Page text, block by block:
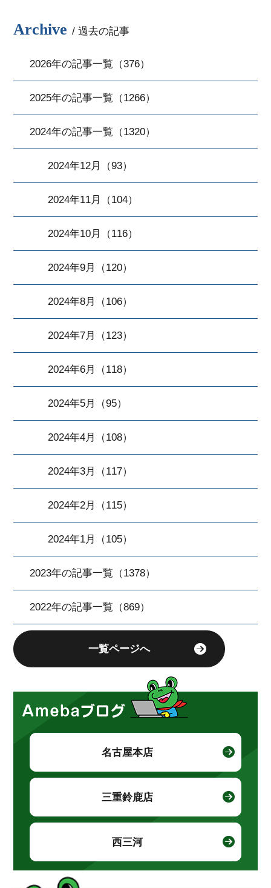
Archive / 過去の記事
2026年の記事一覧（376）
2025年の記事一覧（1266）
2024年の記事一覧（1320）
2024年12月（93）
2024年11月（104）
2024年10月（116）
2024年9月（120）
2024年8月（106）
2024年7月（123）
2024年6月（118）
2024年5月（95）
2024年4月（108）
2024年3月（117）
2024年2月（115）
2024年1月（105）
2023年の記事一覧（1378）
2022年の記事一覧（869）
一覧ページへ
名古屋本店
三重鈴鹿店
西三河